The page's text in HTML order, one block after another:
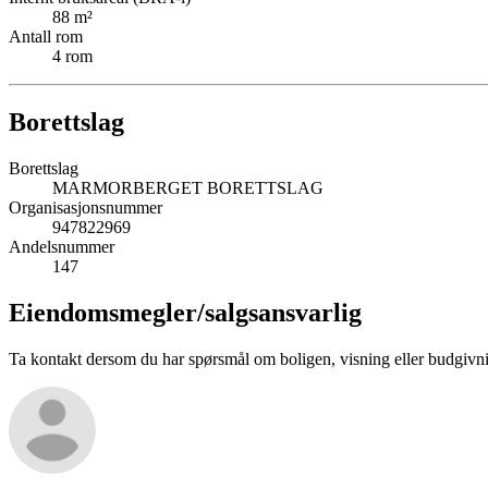
88 m²
Antall rom
4 rom
Borettslag
Borettslag
MARMORBERGET BORETTSLAG
Organisasjonsnummer
947822969
Andelsnummer
147
Eiendomsmegler/salgsansvarlig
Ta kontakt dersom du har spørsmål om boligen, visning eller